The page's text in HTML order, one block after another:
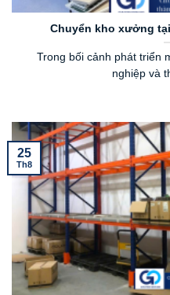
Chuyển kho xưởng
Trong bối cảnh phát triển
nghiệp và
25
Th8